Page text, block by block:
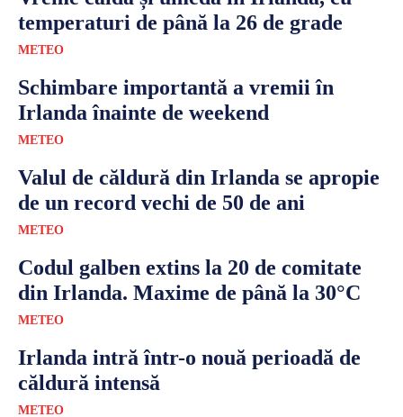
temperaturi de până la 26 de grade
METEO
Schimbare importantă a vremii în
Irlanda înainte de weekend
METEO
Valul de căldură din Irlanda se apropie
de un record vechi de 50 de ani
METEO
Codul galben extins la 20 de comitate
din Irlanda. Maxime de până la 30°C
METEO
Irlanda intră într-o nouă perioadă de
căldură intensă
METEO